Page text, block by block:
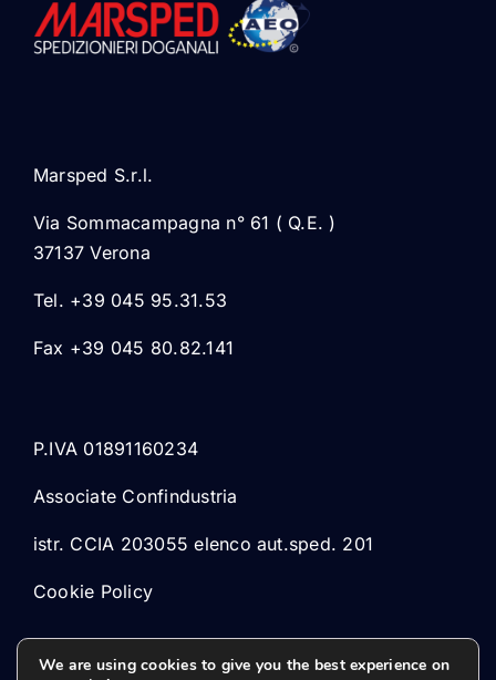
Marsped S.r.l.
Via Sommacampagna n° 61 ( Q.E. )
37137 Verona
Tel. +39 045 95.31.53
Fax +39 045 80.82.141
P.IVA 01891160234
Associate Confindustria
istr. CCIA 203055 elenco aut.sped. 201
Cookie Policy
We are using cookies to give you the best experience on